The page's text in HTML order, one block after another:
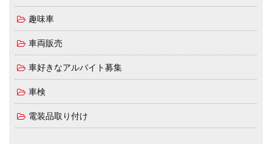
趣味車
車両販売
車好きなアルバイト募集
車検
電装品取り付け